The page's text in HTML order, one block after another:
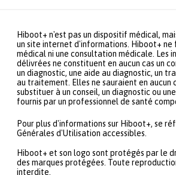
Hiboot+ n'est pas un dispositif médical,
un site internet d'informations. Hiboot+ ne
médical ni une consultation médicale. Les
délivrées ne constituent en aucun cas un
un diagnostic, une aide au diagnostic, un
au traitement. Elles ne sauraient en aucun
substituer à un conseil, un diagnostic ou
fournis par un professionnel de santé
Pour plus d'informations sur Hiboot+, se
Générales d'Utilisation accessibles.
Hiboot+ et son logo sont protégés par le
des marques protégées. Toute
interdite.